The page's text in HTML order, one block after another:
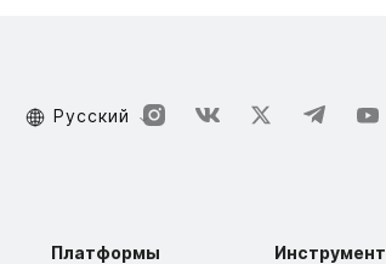
Русский
Платформы